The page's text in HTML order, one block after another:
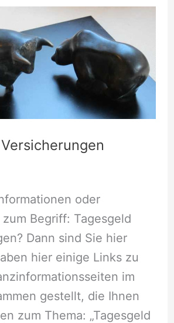
oder
Begriff: Tagesgeld
Dann sind Sie hier
hier einige Links zu
im
gestellt, die Ihnen
zum Thema: „Tagesgeld